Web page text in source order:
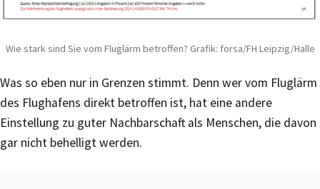
Wie stark sind Sie vom Fluglärm betroffen? Grafik: forsa/FH Leipzig/Halle
Was so eben nur in Grenzen stimmt. Denn wer vom Fluglärm
des Flughafens direkt betroffen ist, hat eine andere
Einstellung zu guter Nachbarschaft als Menschen, die davon
gar nicht behelligt werden.